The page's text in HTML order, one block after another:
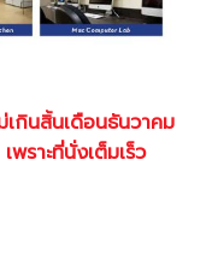
เกินสิ้นเดือนธันวาคม
ราะที่นั่งเต็มเร็ว